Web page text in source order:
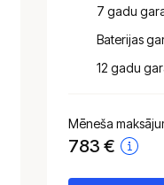
7 gadu
Baterijas
12 gadu garantija
Mēneša
783 €